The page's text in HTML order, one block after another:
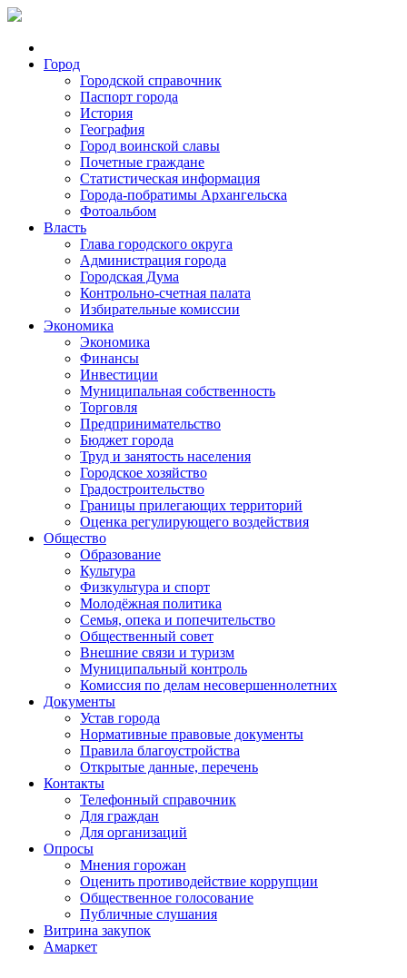
Город
Городской справочник
Паспорт города
История
География
Город воинской славы
Почетные граждане
Статистическая информация
Города-побратимы Архангельска
Фотоальбом
Власть
Глава городского округа
Администрация города
Городская Дума
Контрольно-счетная палата
Избирательные комиссии
Экономика
Экономика
Финансы
Инвестиции
Муниципальная собственность
Торговля
Предпринимательство
Бюджет города
Труд и занятость населения
Городское хозяйство
Градостроительство
Границы прилегающих территорий
Оценка регулирующего воздействия
Общество
Образование
Культура
Физкультура и спорт
Молодёжная политика
Семья, опека и попечительство
Общественный совет
Внешние связи и туризм
Муниципальный контроль
Комиссия по делам несовершеннолетних
Документы
Устав города
Нормативные правовые документы
Правила благоустройства
Открытые данные, перечень
Контакты
Телефонный справочник
Для граждан
Для организаций
Опросы
Мнения горожан
Оценить противодействие коррупции
Общественное голосование
Публичные слушания
Витрина закупок
Амаркет